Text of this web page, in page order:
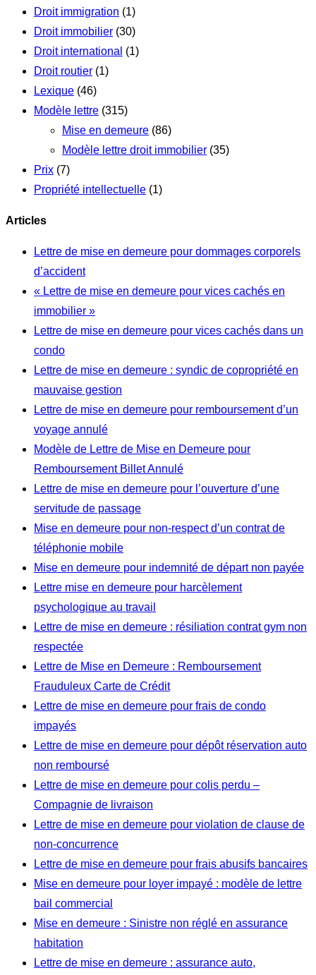
Droit immigration (1)
Droit immobilier (30)
Droit international (1)
Droit routier (1)
Lexique (46)
Modèle lettre (315)
Mise en demeure (86)
Modèle lettre droit immobilier (35)
Prix (7)
Propriété intellectuelle (1)
Articles
Lettre de mise en demeure pour dommages corporels
d’accident
« Lettre de mise en demeure pour vices cachés en
immobilier »
Lettre de mise en demeure pour vices cachés dans un
condo
Lettre de mise en demeure : syndic de copropriété en
mauvaise gestion
Lettre de mise en demeure pour remboursement d’un
voyage annulé
Modèle de Lettre de Mise en Demeure pour
Remboursement Billet Annulé
Lettre de mise en demeure pour l’ouverture d’une
servitude de passage
Mise en demeure pour non-respect d’un contrat de
téléphonie mobile
Mise en demeure pour indemnité de départ non payée
Lettre mise en demeure pour harcèlement
psychologique au travail
Lettre de mise en demeure : résiliation contrat gym non
respectée
Lettre de Mise en Demeure : Remboursement
Frauduleux Carte de Crédit
Lettre de mise en demeure pour frais de condo
impayés
Lettre de mise en demeure pour dépôt réservation auto
non remboursé
Lettre de mise en demeure pour colis perdu –
Compagnie de livraison
Lettre de mise en demeure pour violation de clause de
non-concurrence
Lettre de mise en demeure pour frais abusifs bancaires
Mise en demeure pour loyer impayé : modèle de lettre
bail commercial
Mise en demeure : Sinistre non réglé en assurance
habitation
Lettre de mise en demeure : assurance auto,